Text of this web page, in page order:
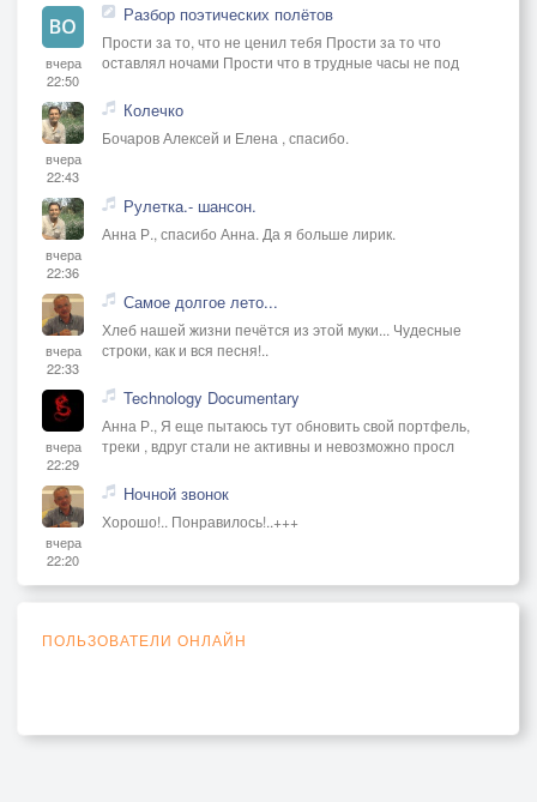
вчера
22:50
Разбор поэтических полётов
Прости за то, что не ценил тебя Прости за то что
оставлял ночами Прости что в трудные часы не под
вчера
22:43
Колечко
Бочаров Алексей и Елена , спасибо.
вчера
22:36
Рулетка.- шансон.
Анна Р., спасибо Анна. Да я больше лирик.
вчера
22:33
Самое долгое лето...
Хлеб нашей жизни печётся из этой муки... Чудесные
строки, как и вся песня!..
вчера
22:29
Technology Documentary
Анна Р., Я еще пытаюсь тут обновить свой портфель,
треки , вдруг стали не активны и невозможно просл
вчера
22:20
Ночной звонок
Хорошо!.. Понравилось!..+++
ПОЛЬЗОВАТЕЛИ ОНЛАЙН